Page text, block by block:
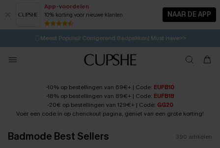
App-voordelen
10% korting voor nieuwe klanten NAAR DE APP
⚡️LAATSTE KANS | Tot 50% korting>>
🩱Meest Populair Corrigerend Badpakken| Must Have>>
💌Abonneer je & ontvang tot 15% korting>>
Koop 3, krijg 15% korting | CODE: SW15 1D:7H:6M:38S
-10% op bestellingen van 69€+ | Code: EUFB10
-18% op bestellingen van 89€+ | Code: EUFB18
-20€ op bestellingen van 129€+ | Code: GG20
Voer een code in op chenckout pagina, geniet van een grote korting!
Badmode Best Sellers 390 artikelen